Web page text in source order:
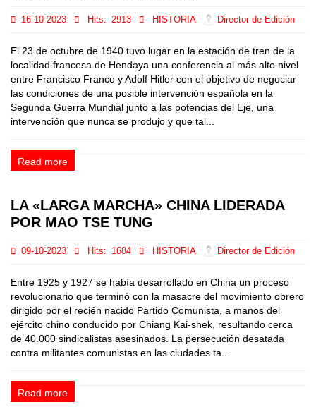
16-10-2023 Hits: 2913 HISTORIA Director de Edición
El 23 de octubre de 1940 tuvo lugar en la estación de tren de la
localidad francesa de Hendaya una conferencia al más alto nivel
entre Francisco Franco y Adolf Hitler con el objetivo de negociar
las condiciones de una posible intervención española en la
Segunda Guerra Mundial junto a las potencias del Eje, una
intervención que nunca se produjo y que tal...
Read more
LA «LARGA MARCHA» CHINA LIDERADA
POR MAO TSE TUNG
09-10-2023 Hits: 1684 HISTORIA Director de Edición
Entre 1925 y 1927 se había desarrollado en China un proceso
revolucionario que terminó con la masacre del movimiento obrero
dirigido por el recién nacido Partido Comunista, a manos del
ejército chino conducido por Chiang Kai-shek, resultando cerca
de 40.000 sindicalistas asesinados. La persecución desatada
contra militantes comunistas en las ciudades ta...
Read more